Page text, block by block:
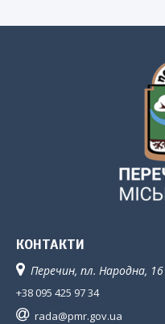
КОНТАКТИ
Перечин, пл. Народна, 16
+38 095 425 97 34
rada@pmr.gov.ua